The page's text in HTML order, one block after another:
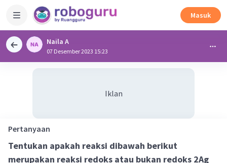
Masuk
Naila A
07 Desember 2023 15:23
Iklan
Pertanyaan
Tentukan apakah reaksi dibawah berikut
merupakan reaksi redoks atau bukan redoks 2Ag